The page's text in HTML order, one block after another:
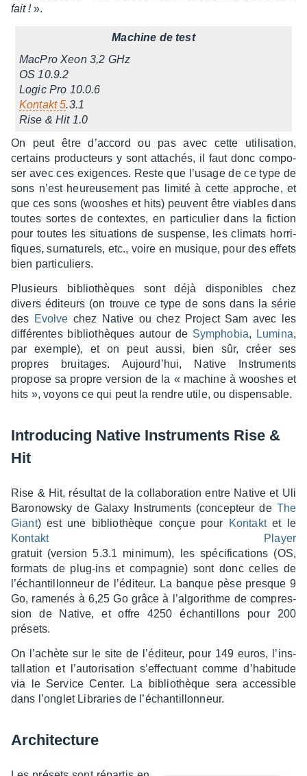
fait !».
Machine de test
MacPro Xeon 3,2 GHz
OS 10.9.2
Logic Pro 10.0.6
Kontakt 5.3.1
Rise & Hit 1.0
On peut être d’ac­cord ou pas avec cette utili­sa­tion,
certains produc­teurs y sont atta­chés, il faut donc compo­
ser avec ces exigences. Reste que l’usage de ce type de
sons n’est heureu­se­ment pas limité à cette approche, et
que ces sons (wooshes et hits) peuvent être viables dans
toutes sortes de contextes, en parti­cu­lier dans la fiction
pour toutes les situa­tions de suspense, les climats horri­
fiques, surna­tu­rels, etc., voire en musique, pour des effets
bien parti­cu­liers.
Plusieurs biblio­thèques sont déjà dispo­nibles chez
divers éditeurs (on trouve ce type de sons dans la série
des Evolve chez Native ou chez Project Sam avec les
diffé­rentes biblio­thèques autour de Sympho­bia, Lumina,
par exemple), et on peut aussi, bien sûr, créer ses
propres brui­tages. Aujour­d’hui, Native Instru­ments
propose sa propre version de la « machine à wooshes et
hits », voyons ce qui peut la rendre utile, ou dispen­sable.
Intro­du­cing Native Instru­ments Rise &
Hit
Rise & Hit, résul­tat de la colla­bo­ra­tion entre Native et Uli
Baro­nowsky de Galaxy Instru­ments (concep­teur de The
Giant) est une biblio­thèque conçue pour Kontaktet le
Kontakt Player
gratuit (version 5.3.1 mini­mum), les spéci­fi­ca­tions (OS,
formats de plug-ins et compa­gnie) sont donc celles de
l’échan­tillon­neur de l’édi­teur. La banque pèse presque 9
Go, rame­nés à 6,25 Go grâce à l’al­go­rithme de compres­
sion de Native, et offre 4250 échan­tillons pour 200
présets.
On l’achète sur le site de l’édi­teur, pour 149 euros, l’ins­
tal­la­tion et l’au­to­ri­sa­tion s’ef­fec­tuant comme d’ha­bi­tude
via le Service Center. La biblio­thèque sera acces­sible
dans l’on­glet Libra­ries de l’échan­tillon­neur.
Archi­tec­ture